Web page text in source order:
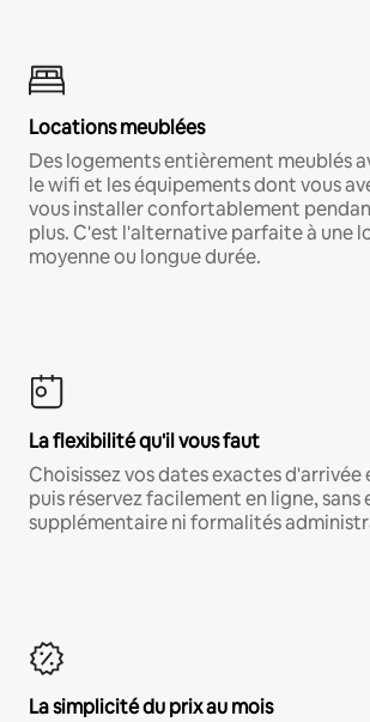
Locations meublées
Des logements entièrement meublés
le wifi et les équipements dont vous
vous installer confortablement
plus. C'est l'alternative parfaite à une
moyenne ou longue durée.
La flexibilité qu'il vous faut
Choisissez vos dates exactes
puis réservez facilement en ligne,
supplémentaire ni formalités
La simplicité du prix au mois